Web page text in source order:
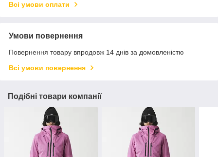
Всі умови оплати
Умови повернення
Повернення товару впродовж 14 днів за домовленістю
Всі умови повернення
Подібні товари компанії